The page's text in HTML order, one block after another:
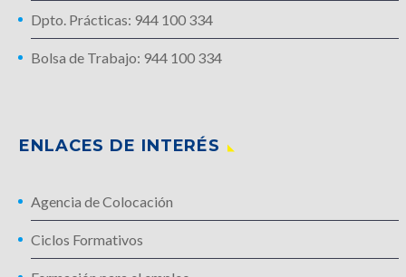
Dpto. Prácticas: 944 100 334
Bolsa de Trabajo: 944 100 334
ENLACES DE INTERÉS
Agencia de Colocación
Ciclos Formativos